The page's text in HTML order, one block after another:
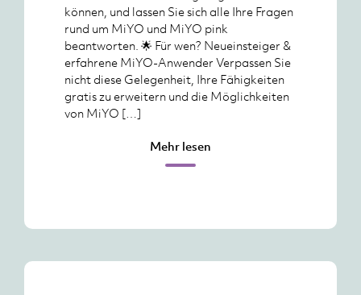
können, und lassen Sie sich alle Ihre Fragen
rund um MiYO und MiYO pink
beantworten. 🌟 Für wen? Neueinsteiger &
erfahrene MiYO-Anwender Verpassen Sie
nicht diese Gelegenheit, Ihre Fähigkeiten
gratis zu erweitern und die Möglichkeiten
von MiYO […]
Mehr lesen